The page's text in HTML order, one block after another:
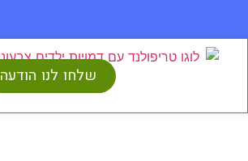
שלחו לנו הודעה